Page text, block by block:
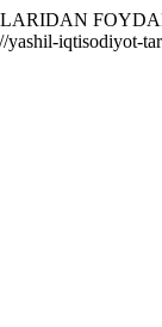
iqtisodiyot-